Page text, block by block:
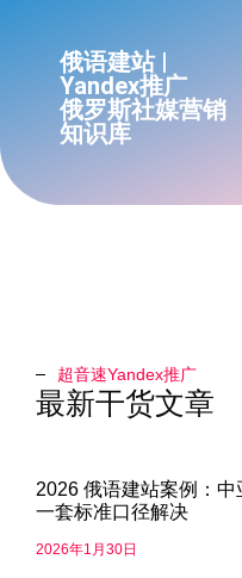
俄语建站 |
Yandex推广
俄罗斯社媒营销
知识库
超音速Yandex推广​
最新干货文章
2026 俄语建站案例：
一套标准口径解决
2026年1月30日